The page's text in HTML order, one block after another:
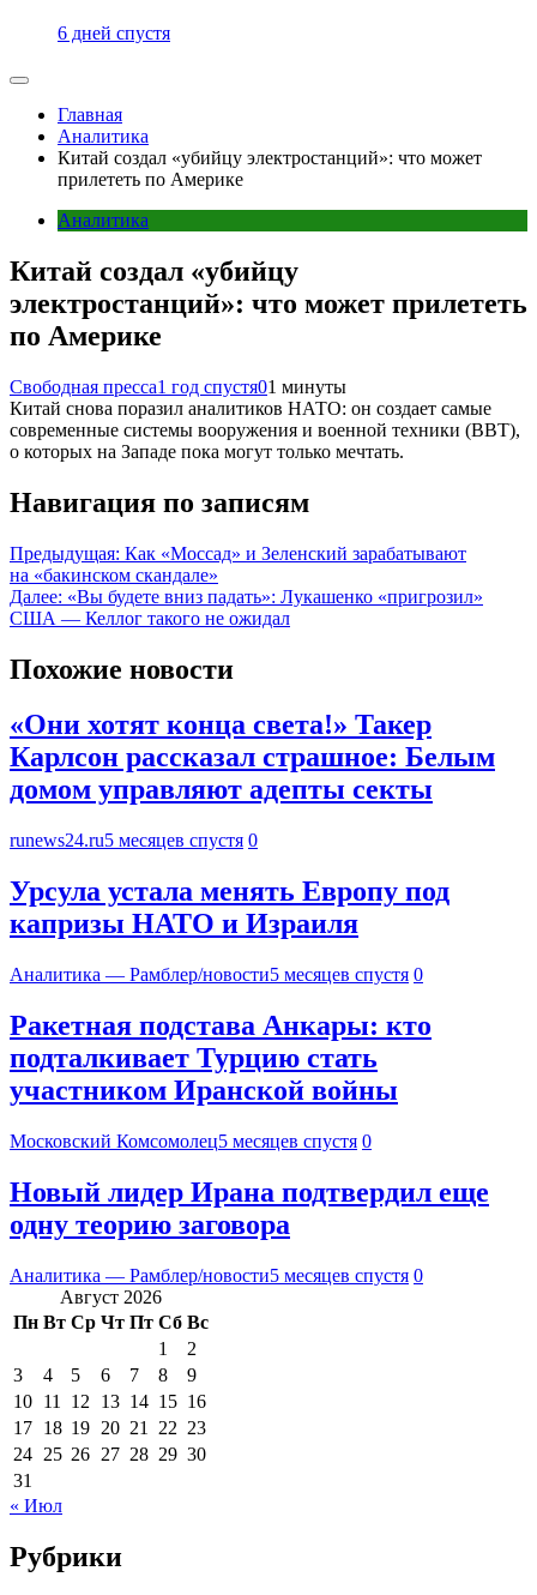
6 дней спустя
Главная
Аналитика
Китай создал «убийцу электростанций»: что может
прилететь по Америке
Аналитика
Китай создал «убийцу
электростанций»: что может прилететь
по Америке
Свободная пресса1 год спустя01 минуты
Китай снова поразил аналитиков НАТО: он создает самые
современные системы вооружения и военной техники (ВВТ),
о которых на Западе пока могут только мечтать.
Навигация по записям
Предыдущая: Как «Моссад» и Зеленский зарабатывают
на «бакинском скандале»
Далее: «Вы будете вниз падать»: Лукашенко «пригрозил»
США — Келлог такого не ожидал
Похожие новости
«Они хотят конца света!» Такер
Карлсон рассказал страшное: Белым
домом управляют адепты секты
runews24.ru5 месяцев спустя 0
Урсула устала менять Европу под
капризы НАТО и Израиля
Аналитика — Рамблер/новости5 месяцев спустя 0
Ракетная подстава Анкары: кто
подталкивает Турцию стать
участником Иранской войны
Московский Комсомолец5 месяцев спустя 0
Новый лидер Ирана подтвердил еще
одну теорию заговора
Аналитика — Рамблер/новости5 месяцев спустя 0
Август 2026
Пн Вт Ср Чт Пт Сб Вс
1
2
3
4 5 6 7 8
9
10 11 12 13 14 15 16
17 18 19 20 21 22 23
24 25 26 27 28 29 30
31
« Июл
Рубрики